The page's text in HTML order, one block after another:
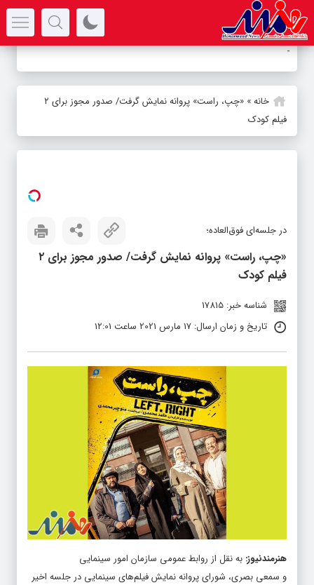
-
خانه»
«چپ، راست» پروانه نمایش گرفت/ صدور مجوز برای ۲
فیلم کودک
در جلسه‌ای فوق‌العاده؛
«چپ، راست» پروانه نمایش گرفت/ صدور مجوز برای ۲
فیلم کودک
شناسه خبر: 17815
تاریخ و زمان ارسال: 17 مارس 2021 ساعت 12:01
هنرمندنیوز: به نقل از روابط عمومی سازمان امور سینمایی
و سمعی بصری، شورای پروانه نمایش فیلم‌های سینمایی در جلسه اخیر